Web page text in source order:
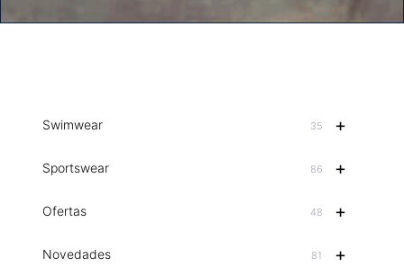
+
Swimwear 35
+
Sportswear 86
+
Ofertas 48
+
Novedades 81